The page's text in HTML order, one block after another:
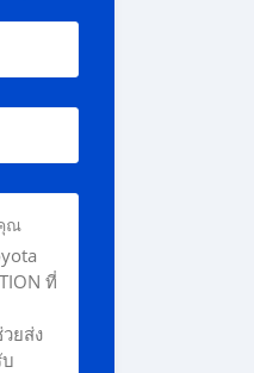
ณ